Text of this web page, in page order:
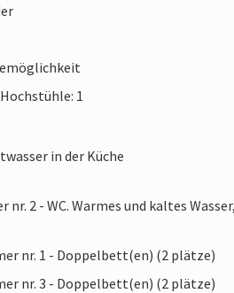
1
in der Küche
nr. 2 - WC. Warmes und kaltes Wasser,
nr. 1 - Doppelbett(en) (2 plätze)
nr. 3 - Doppelbett(en) (2 plätze)